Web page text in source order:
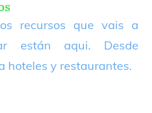
recursos que vais a
están aqui. Desde
hoteles y restaurantes.